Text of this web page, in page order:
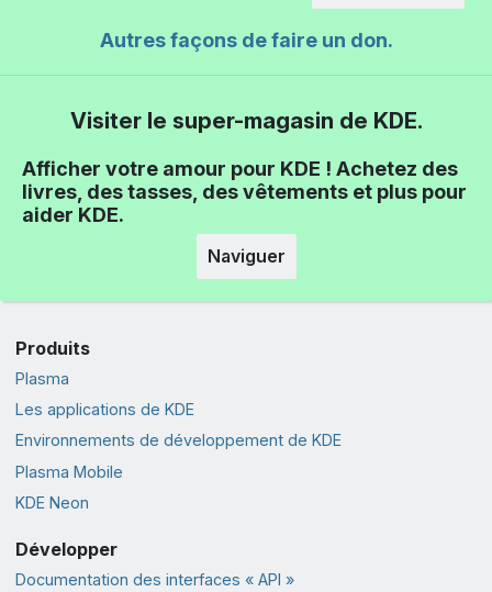
Autres façons de faire un don.
Visiter le super-magasin de KDE.
Afficher votre amour pour KDE ! Achetez des
livres, des tasses, des vêtements et plus pour
aider KDE.
Naviguer
Produits
Plasma
Les applications de KDE
Environnements de développement de KDE
Plasma Mobile
KDE Neon
Développer
Documentation des interfaces « API »